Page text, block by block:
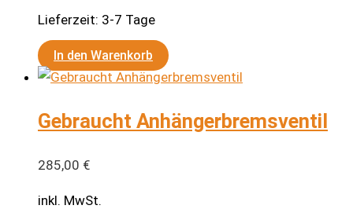
Lieferzeit: 3-7 Tage
In den Warenkorb
Gebraucht Anhängerbremsventil
285,00 €
inkl. MwSt.